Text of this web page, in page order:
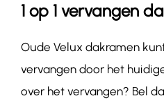
1 op 1 vervangen
Oude Velux dakramen
vervangen door het
over het vervangen? Bel